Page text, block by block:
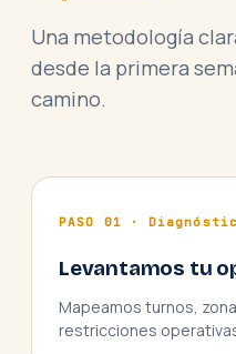
Una metodología
desde la primera
camino.
PASO 01 ·
Levantamos tu
Mapeamos turnos,
restricciones